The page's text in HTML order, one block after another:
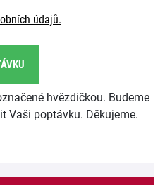
údajů.
hvězdičkou. Budeme
Vaši poptávku. Děkujeme.